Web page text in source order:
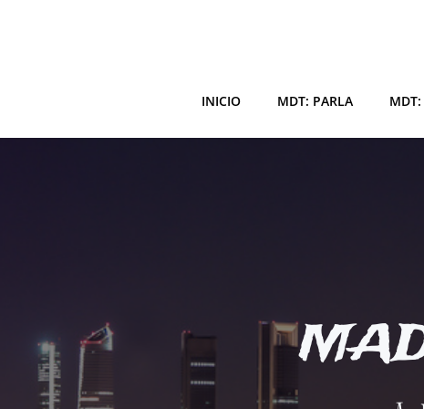
INICIO MDT: PARLA MDT: